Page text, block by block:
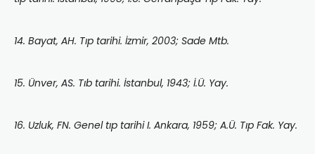
14. Bayat, AH. Tıp tarihi. İzmir, 2003; Sade Mtb.
15. Ünver, AS. Tıb tarihi. İstanbul, 1943; İ.Ü. Yay.
16. Uzluk, FN. Genel tıp tarihi I. Ankara, 1959; A.Ü. Tıp Fak. Yay.